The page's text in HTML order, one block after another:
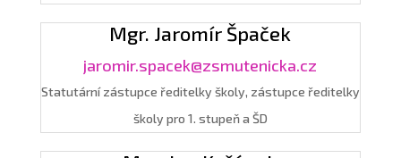
Mgr. Jaromír Špaček
jaromir.spacek@zsmutenicka.cz
Statutární zástupce ředitelky školy, zástupce ředitelky
školy pro 1. stupeň a ŠD